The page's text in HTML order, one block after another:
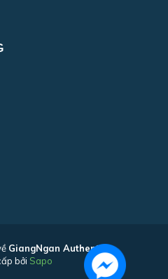
GiangNgan Authentic
bởi Sapo